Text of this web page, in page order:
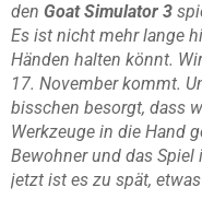
den Goat Simulator 3
Es ist nicht mehr lange
Händen halten könnt.
17. November kommt.
bisschen besorgt, dass
Werkzeuge in die Hand
Bewohner und das
jetzt ist es zu spät,